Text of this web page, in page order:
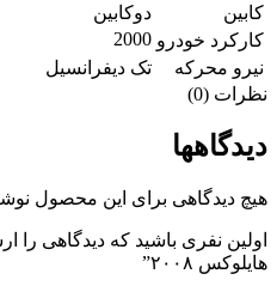
کابین
دوکابین
کارکرد خودرو 2000
نیرو محرکه
تک دیفرانسیل
نظرات (0)
دیدگاهها
هیچ دیدگاهی برای این محصول
اولین نفری باشید که دیدگاهی را
هایلوکس ۲۰۰۸”